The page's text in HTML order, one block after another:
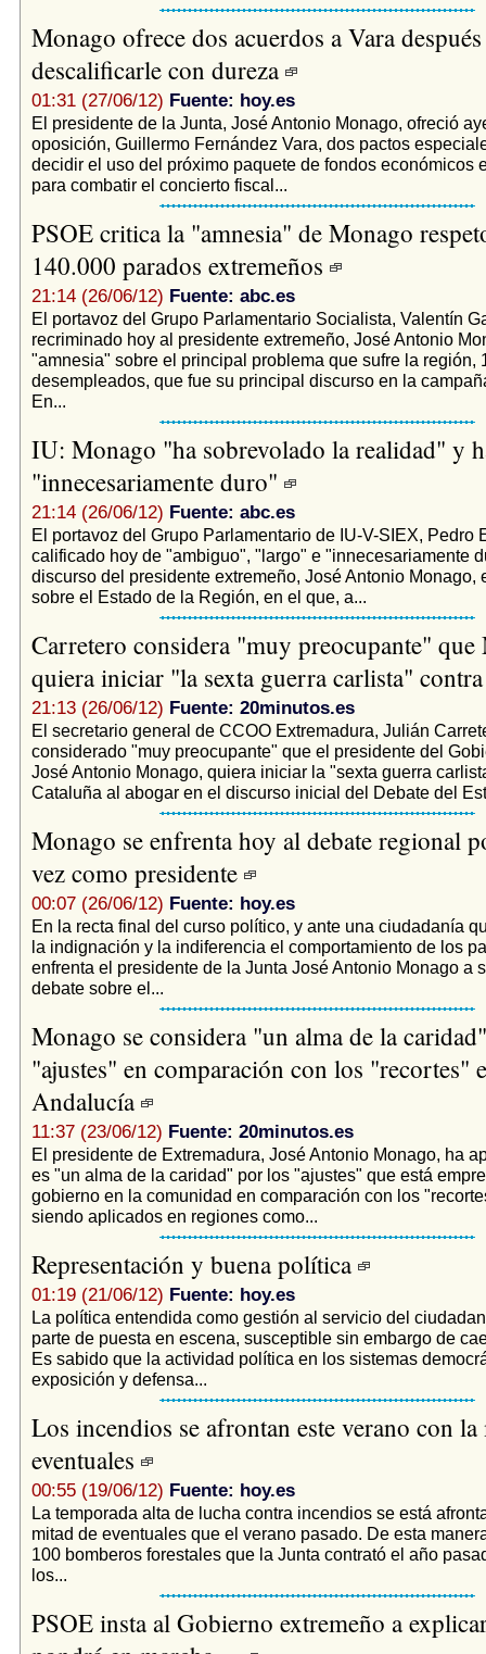
Monago ofrece dos acuerdos a Vara
descalificarle con dureza
01:31 (27/06/12) Fuente: hoy.es
El presidente de la Junta, José Antonio Monago, ofreció
oposición, Guillermo Fernández Vara, dos pactos
decidir el uso del próximo paquete de fondos económicos
para combatir el concierto fiscal...
PSOE critica la "amnesia" de Monago
140.000 parados extremeños
21:14 (26/06/12) Fuente: abc.es
El portavoz del Grupo Parlamentario Socialista, Valentín
recriminado hoy al presidente extremeño, José Antonio
"amnesia" sobre el principal problema que sufre la región,
desempleados, que fue su principal discurso en la
En...
IU: Monago "ha sobrevolado la realidad" y
"innecesariamente duro"
21:14 (26/06/12) Fuente: abc.es
El portavoz del Grupo Parlamentario de IU-V-SIEX, Pedro
calificado hoy de "ambiguo", "largo" e "innecesariamente
discurso del presidente extremeño, José Antonio Monago,
sobre el Estado de la Región, en el que, a...
Carretero considera "muy preocupante" que
quiera iniciar "la sexta guerra carlista"
21:13 (26/06/12) Fuente: 20minutos.es
El secretario general de CCOO Extremadura, Julián
considerado "muy preocupante" que el presidente del
José Antonio Monago, quiera iniciar la "sexta guerra
Cataluña al abogar en el discurso inicial del Debate del
Monago se enfrenta hoy al debate regional
vez como presidente
00:07 (26/06/12) Fuente: hoy.es
En la recta final del curso político, y ante una ciudadanía
la indignación y la indiferencia el comportamiento de los
enfrenta el presidente de la Junta José Antonio Monago a
debate sobre el...
Monago se considera "un alma de la
"ajustes" en comparación con los "recortes"
Andalucía
11:37 (23/06/12) Fuente: 20minutos.es
El presidente de Extremadura, José Antonio Monago, ha
es "un alma de la caridad" por los "ajustes" que está
gobierno en la comunidad en comparación con los
siendo aplicados en regiones como...
Representación y buena política
01:19 (21/06/12) Fuente: hoy.es
La política entendida como gestión al servicio del
parte de puesta en escena, susceptible sin embargo de
Es sabido que la actividad política en los sistemas
exposición y defensa...
Los incendios se afrontan este verano con la
eventuales
00:55 (19/06/12) Fuente: hoy.es
La temporada alta de lucha contra incendios se está
mitad de eventuales que el verano pasado. De esta
100 bomberos forestales que la Junta contrató el año
los...
PSOE insta al Gobierno extremeño a